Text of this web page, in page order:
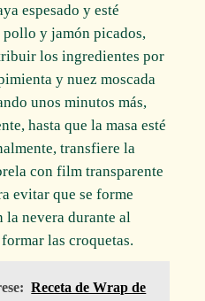
espesado y esté
y jamón picados,
los ingredientes por
y nuez moscada
unos minutos más,
hasta que la masa esté
transfiere la
con film transparente
evitar que se forme
nevera durante al
las croquetas.
Receta de Wrap de